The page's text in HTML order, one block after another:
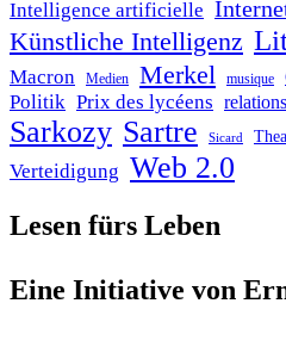
Intelligence artificielle
Künstliche Intelligenz
Macron Medien Merkel musique
Politik Prix des lycéens
Sarkozy Sartre Sicard
Verteidigung Web 2.0
Lesen fürs Leben
Eine Initiative von